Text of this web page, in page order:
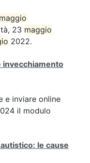
maggio
23 maggio
2022.
invecchiamento
e inviare online
il modulo
le cause